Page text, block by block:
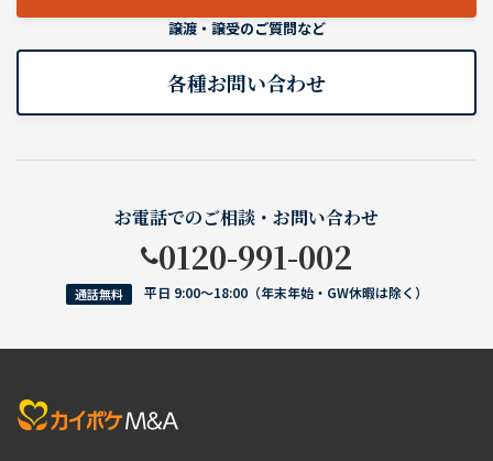
譲渡・譲受のご質問など
各種お問い合わせ
お電話でのご相談・お問い合わせ
0120-991-002
通話無料 平日 9:00〜18:00（年末年始・GW休暇は除く）